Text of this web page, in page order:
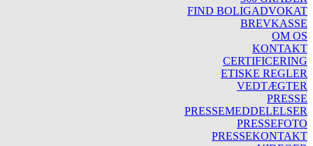
FIND BOLIGADVOKAT
BREVKASSE
OM OS
KONTAKT
CERTIFICERING
ETISKE REGLER
VEDTÆGTER
PRESSE
PRESSEMEDDELELSER
PRESSEFOTO
PRESSEKONTAKT